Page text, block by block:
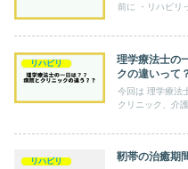
前に ・リハビリ
リハビリ
理学療法士の
クの違いって
今回は 理学療法
クリニック、介
リハビリ 靭帯の治癒期